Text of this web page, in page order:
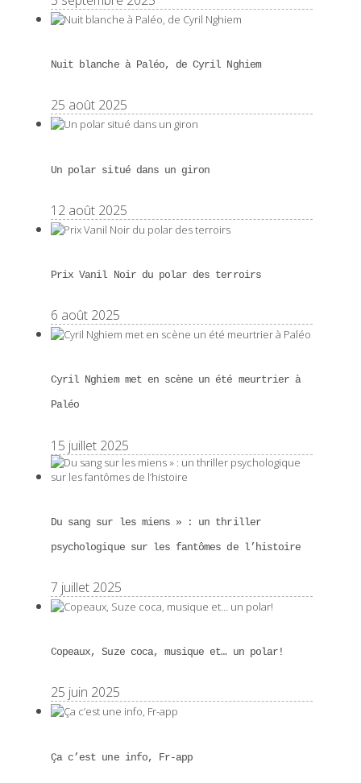
Nuit blanche à Paléo, de Cyril Nghiem
25 août 2025
Un polar situé dans un giron
12 août 2025
Prix Vanil Noir du polar des terroirs
6 août 2025
Cyril Nghiem met en scène un été meurtrier à
Paléo
15 juillet 2025
Du sang sur les miens » : un thriller
psychologique sur les fantômes de l’histoire
7 juillet 2025
Copeaux, Suze coca, musique et… un polar!
25 juin 2025
Ça c’est une info, Fr-app